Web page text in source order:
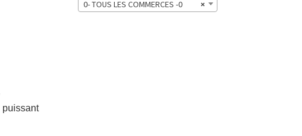
puissant
×
0- TOUS LES COMMERCES -0